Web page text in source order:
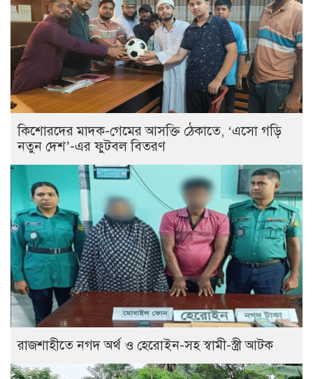
কিশোরদের মাদক-গেমের আসক্তি ঠেকাতে, ‘এসো গড়ি
নতুন দেশ’-এর ফুটবল বিতরণ
রাজশাহীতে নগদ অর্থ ও হেরোইন-সহ স্বামী-স্ত্রী আটক